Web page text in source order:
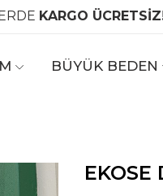
KARGO
BÜYÜK BEDEN
EKOSE